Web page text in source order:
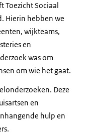
Sociaal
Hierin hebben we
wijkteams,
en
was om
om wie het gaat.
Deze
en
hulp en